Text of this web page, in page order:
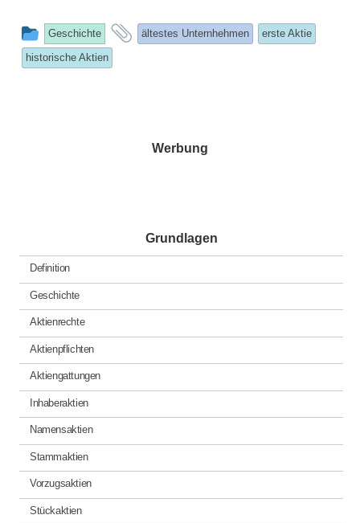
This
entry
was
Geschichte
and
ältestes Unternhehmen
erste Aktie
historische Aktien
Werbung
Grundlagen
Definition
Geschichte
Aktienrechte
Aktienpflichten
Aktiengattungen
Inhaberaktien
Namensaktien
Stammaktien
Vorzugsaktien
Stückaktien